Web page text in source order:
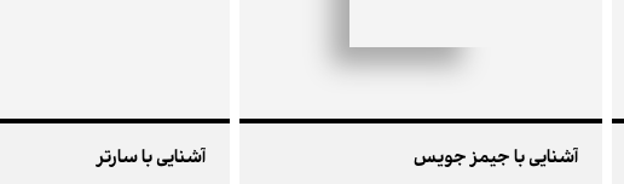
آشنایی با جیمز جویس آشنایی با سارتر